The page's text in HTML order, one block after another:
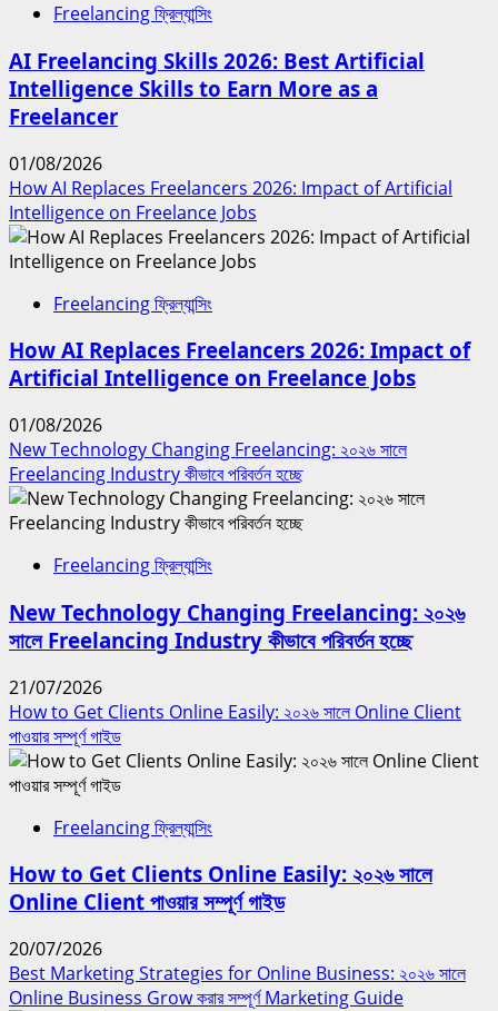
Freelancing ফ্রিল্যান্সিং
AI Freelancing Skills 2026: Best Artificial
Intelligence Skills to Earn More as a
Freelancer
01/08/2026
How AI Replaces Freelancers 2026: Impact of Artificial
Intelligence on Freelance Jobs
Freelancing ফ্রিল্যান্সিং
How AI Replaces Freelancers 2026: Impact of
Artificial Intelligence on Freelance Jobs
01/08/2026
New Technology Changing Freelancing: ২০২৬ সালে
Freelancing Industry কীভাবে পরিবর্তন হচ্ছে
Freelancing ফ্রিল্যান্সিং
New Technology Changing Freelancing: ২০২৬
সালে Freelancing Industry কীভাবে পরিবর্তন হচ্ছে
21/07/2026
How to Get Clients Online Easily: ২০২৬ সালে Online Client
পাওয়ার সম্পূর্ণ গাইড
Freelancing ফ্রিল্যান্সিং
How to Get Clients Online Easily: ২০২৬ সালে
Online Client পাওয়ার সম্পূর্ণ গাইড
20/07/2026
Best Marketing Strategies for Online Business: ২০২৬ সালে
Online Business Grow করার সম্পূর্ণ Marketing Guide